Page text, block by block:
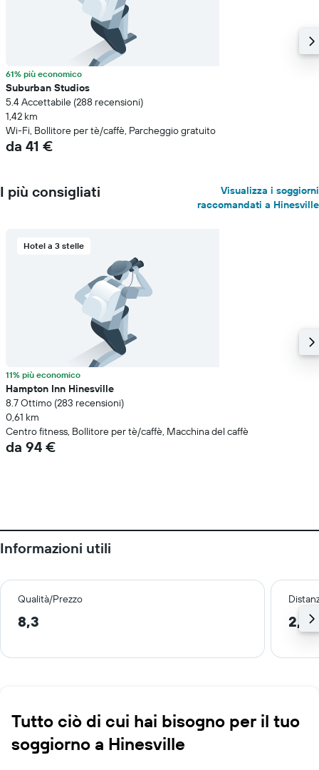
61% più economico
Suburban Studios
5.4 Accettabile (288 recensioni)
1,42 km
Wi-Fi, Bollitore per tè/caffè, Parcheggio gratuito
da 41 €
I più consigliati
Visualizza i soggiorni
raccomandati a Hinesville
Hotel a 3 stelle
11% più economico
Hampton Inn Hinesville
8.7 Ottimo (283 recensioni)
0,61 km
Centro fitness, Bollitore per tè/caffè, Macchina del caffè
da 94 €
Informazioni utili
Qualità/Prezzo
8,3 2,7
Tutto ciò di cui hai bisogno per il tuo
soggiorno a Hinesville